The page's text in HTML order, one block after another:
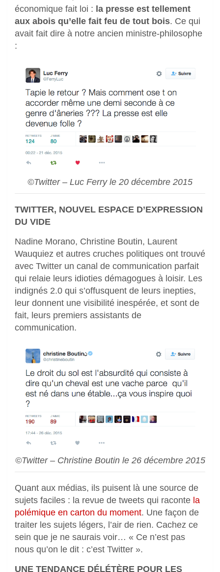
économique fait loi : la presse est tellement
aux abois qu’elle fait feu de tout bois. Ce qui
avait fait dire à notre ancien ministre-philosophe
:
©Twitter – Luc Ferry le 20 décembre 2015
TWITTER, NOUVEL ESPACE D’EXPRESSION
DU VIDE
Nadine Morano, Christine Boutin, Laurent
Wauquiez et autres cruches politiques ont trouvé
avec Twitter un canal de communication parfait
qui relaie leurs idioties démagogues à loisir. Les
indignés 2.0 qui s’offusquent de leurs inepties,
leur donnent une visibilité inespérée, et sont de
fait, leurs premiers assistants de
communication.
©Twitter – Christine Boutin le 26 décembre 2015
Quant aux médias, ils puisent là une source de
sujets faciles : la revue de tweets qui raconte la
polémique en carton du moment. Une façon de
traiter les sujets légers, l’air de rien. Cachez ce
sein que je ne saurais voir… « Ce n’est pas
nous qu’on le dit : c’est Twitter ».
UNE TENDANCE DÉLÉTÈRE POUR LES